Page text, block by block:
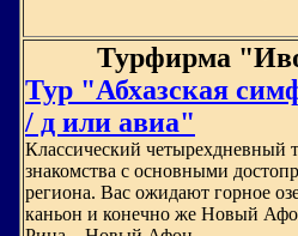
Турфирма
Тур "Абхазская
/ д или авиа"
Классический четырехдневный
знакомства с основными
региона. Вас ожидают горное
каньон и конечно же Новый